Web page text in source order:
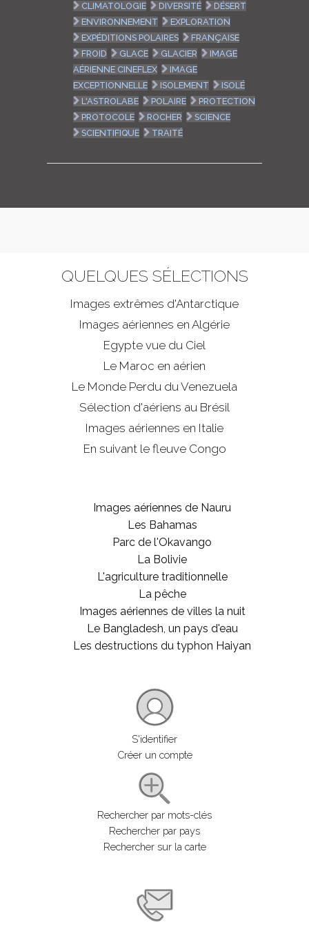
CLIMATOLOGIE
DIVERSITÉ
DÉSERT
ENVIRONNEMENT
EXPLORATION
EXPÉDITIONS POLAIRES
FRANÇAISE
FROID
GLACE GLACIER
IMAGE
AÉRIENNE CINEFLEX
IMAGE
EXCEPTIONNELLE
ISOLEMENT
ISOLÉ
L'ASTROLABE
POLAIRE
PROTECTION
PROTOCOLE
ROCHER
SCIENCE
SCIENTIFIQUE
TRAITÉ
QUELQUES SÉLECTIONS
Images extrêmes d'Antarctique
Images aériennes en Algérie
Egypte vue du Ciel
Le Maroc en aérien
Le Monde Perdu du Venezuela
Sélection d'aériens au Brésil
Images aériennes en Italie
En suivant le fleuve Congo
Images aériennes de Nauru
Les Bahamas
Parc de l'Okavango
La Bolivie
L'agriculture traditionnelle
La pêche
Images aériennes de villes la nuit
Le Bangladesh, un pays d'eau
Les destructions du typhon Haiyan
S'identifier
Créer un compte
Rechercher par mots-clés
Rechercher par pays
Rechercher sur la carte